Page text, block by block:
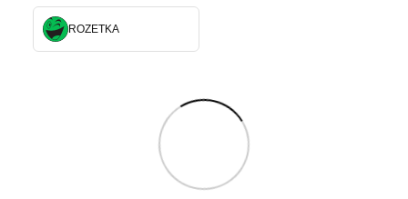
ROZETKA